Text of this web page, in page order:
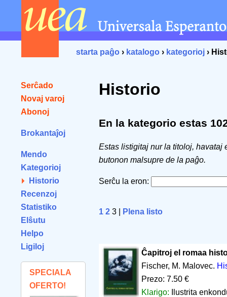
starta paĝo › katalogo › kategorioj ›
Serĉado
Novaj varoj
Abonoj
Brokantaĵoj
Mendo
Kategorioj
Historio
Recenzoj
Statistiko
Elŝutu
Helpo
Ligiloj
SPECIALA
OFERTO!
Historio
En la kategorio estas
Estas listigitaj nur la titoloj, havataj
butonon malsupre de la paĝo.
Serĉu la eron:
1 2 3 | Plena listo
Ĉapitroj el romaa
Fischer, M. Malovec.
Prezo: 7.50 €
Klarigo:
Ilustrita